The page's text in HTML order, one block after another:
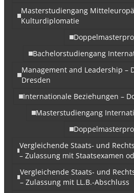
Masterstudiengang
Kulturdiplomatie
Bachelorstudiengang
Management and Leadership –
Dresden
Internationale Beziehungen –
Masterstudiengang
Vergleichende Staats- und
– Zulassung mit Staatsexamen
Vergleichende Staats- und
– Zulassung mit LL.B.-Abschluss